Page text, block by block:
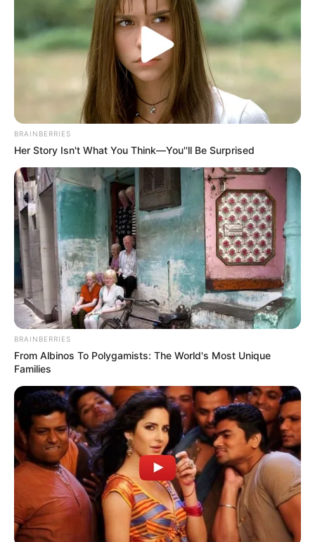
BRAINBERRIES
Her Story Isn't What You Think—You''ll Be Surprised
BRAINBERRIES
From Albinos To Polygamists: The World's Most Unique
Families